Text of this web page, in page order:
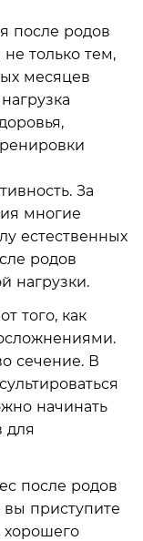
после родов
только тем,
месяцев
За
многие
естественных
родов
нагрузки.
того, как
сечение. В
начинать
для
после родов
приступите
хорошего